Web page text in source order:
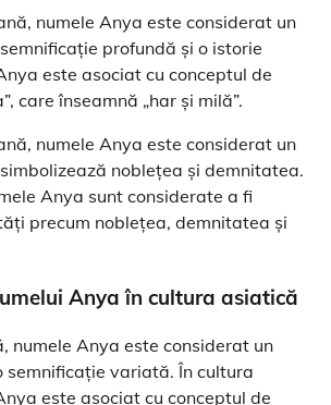
numele Anya este considerat un
profundă și o istorie
este asociat cu conceptul de
care înseamnă „har și milă”.
numele Anya este considerat un
noblețea și demnitatea.
Anya sunt considerate a fi
precum noblețea, demnitatea și
Anya în cultura asiatică
numele Anya este considerat un
semnificație variată. În cultura
este asociat cu conceptul de